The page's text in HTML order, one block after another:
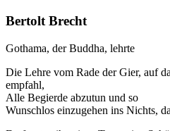
Bertolt Brecht
Gothama, der Buddha, lehrte
Die Lehre vom Rade der Gier, auf
empfahl,
Alle Begierde abzutun und so
Wunschlos einzugehen ins Nichts,